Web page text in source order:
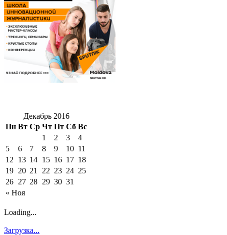
Декабрь 2016
Пн Вт Ср Чт Пт Сб Вс
« Ноя
1 2 3
4
5
6 7 8 9 10 11
12
13 14 15 16 17 18
19 20 21 22 23 24 25
26 27 28 29 30 31
Loading...
Загрузка...